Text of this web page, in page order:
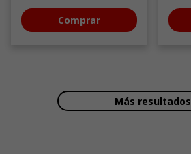
Comprar
Más resultados